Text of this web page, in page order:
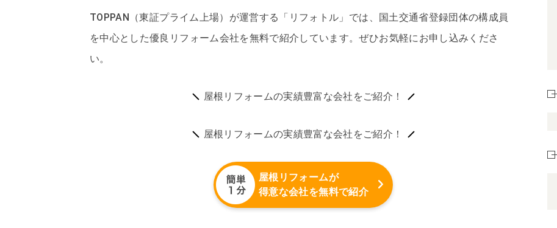
TOPPAN（東証プライム上場）が運営する「リフォトル」では、国土交通省登録団体の構成員
を中心とした優良リフォーム会社を無料で紹介しています。ぜひお気軽にお申し込みくださ
い。
屋根リフォームの実績豊富な会社をご紹介！
屋根リフォームの実績豊富な会社をご紹介！
屋根リフォームが
得意な会社を無料で紹介